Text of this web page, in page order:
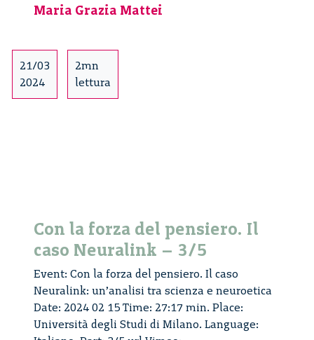
Maria Grazia Mattei
21/03
2024
2mn
lettura
Con la forza del pensiero. Il
caso Neuralink – 3/5
Event: Con la forza del pensiero. Il caso
Neuralink: un’analisi tra scienza e neuroetica
Date: 2024 02 15 Time: 27:17 min. Place:
Università degli Studi di Milano. Language: